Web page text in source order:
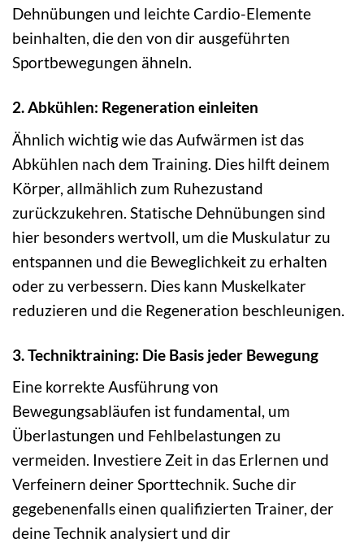
Dehnübungen und leichte Cardio-Elemente
beinhalten, die den von dir ausgeführten
Sportbewegungen ähneln.
2. Abkühlen: Regeneration einleiten
Ähnlich wichtig wie das Aufwärmen ist das
Abkühlen nach dem Training. Dies hilft deinem
Körper, allmählich zum Ruhezustand
zurückzukehren. Statische Dehnübungen sind
hier besonders wertvoll, um die Muskulatur zu
entspannen und die Beweglichkeit zu erhalten
oder zu verbessern. Dies kann Muskelkater
reduzieren und die Regeneration beschleunigen.
3. Techniktraining: Die Basis jeder Bewegung
Eine korrekte Ausführung von
Bewegungsabläufen ist fundamental, um
Überlastungen und Fehlbelastungen zu
vermeiden. Investiere Zeit in das Erlernen und
Verfeinern deiner Sporttechnik. Suche dir
gegebenenfalls einen qualifizierten Trainer, der
deine Technik analysiert und dir